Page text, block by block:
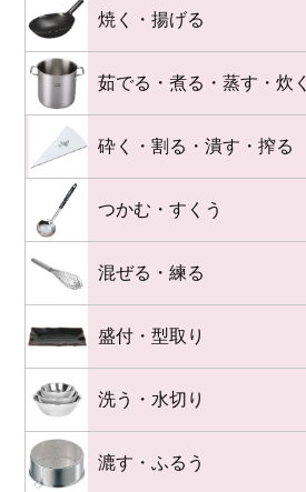
焼く・揚げる
茹でる・煮る・蒸す・炊く
砕く・割る・潰す・搾る
つかむ・すくう
混ぜる・練る
盛付・型取り
洗う・水切り
漉す・ふるう